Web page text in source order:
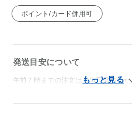
ポイント/カード併用可
発送目安について
午前７時までの注文は、当日発送いた